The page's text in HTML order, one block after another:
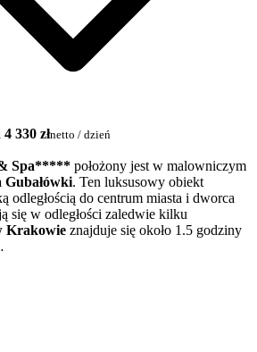
4 330 złnetto / dzień
Spa***** położony jest w malowniczym
Gubałówki. Ten luksusowy obiekt
odległością do centrum miasta i dworca
się w odległości zaledwie kilku
Krakowie znajduje się około 1.5 godziny